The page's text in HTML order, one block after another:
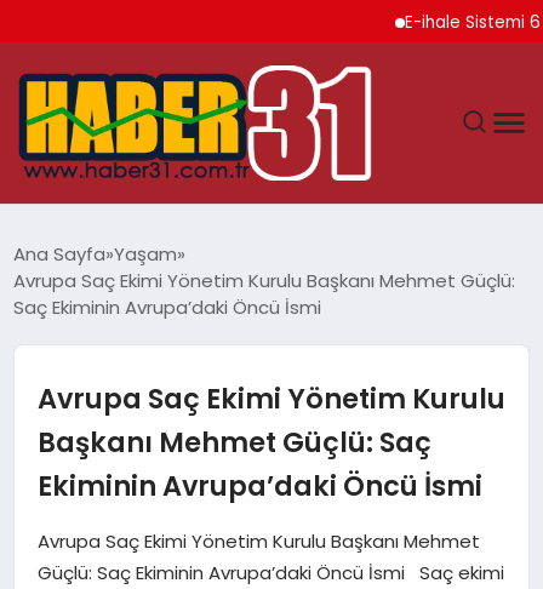
E-ihale Sistemi 6
HATAY
EKONOMI
GÜNDEM
MAGAZIN
Ana Sayfa Yaşam
Avrupa Saç Ekimi Yönetim Kurulu Başkanı Mehmet Güçlü:
Saç Ekiminin Avrupa’daki Öncü İsmi
Avrupa Saç Ekimi Yönetim Kurulu
Başkanı Mehmet Güçlü: Saç
Ekiminin Avrupa’daki Öncü İsmi
Avrupa Saç Ekimi Yönetim Kurulu Başkanı Mehmet
Güçlü: Saç Ekiminin Avrupa’daki Öncü İsmi Saç ekimi